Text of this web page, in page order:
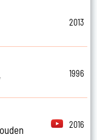
2013
1996
2016